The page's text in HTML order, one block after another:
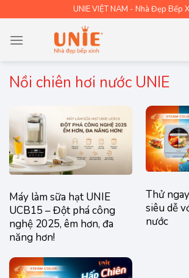
to
content
UNIE VIỆT NAM - Nhà Đẹp Bếp
Nồi chiên hơi nước UNIE
Máy làm sữa hạt UNIE
UCB15 – Đột phá công
nghệ 2025, êm hơn, đa
năng hơn!
Thử
siêu dễ
nước